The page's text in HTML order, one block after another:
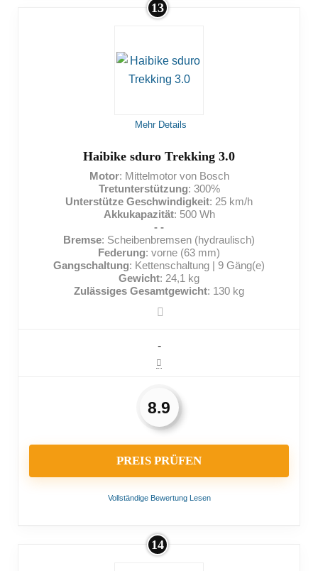
Beleuchtung vorhanden
Hohes Eigengewicht
13
Mehr Details
Haibike sduro Trekking 3.0
Motor: Mittelmotor von Bosch
Tretunterstützung: 300%
Unterstütze Geschwindigkeit: 25 km/h
Akkukapazität: 500 Wh
- -
Bremse: Scheibenbremsen (hydraulisch)
Federung: vorne (63 mm)
Gangschaltung: Kettenschaltung | 9 Gäng(e)
Gewicht: 24,1 kg
Zulässiges Gesamtgewicht: 130 kg
-
8.9
PREIS PRÜFEN
Vollständige Bewertung Lesen
14